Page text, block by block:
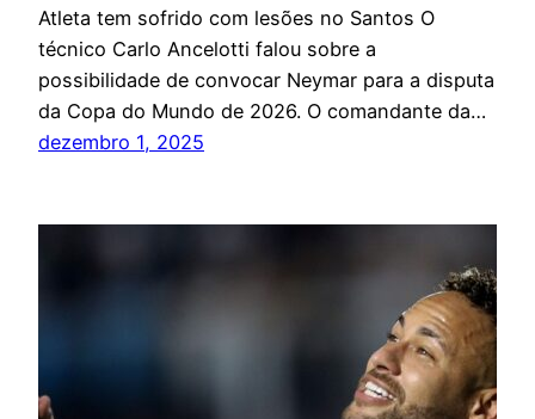
Atleta tem sofrido com lesões no Santos O
técnico Carlo Ancelotti falou sobre a
possibilidade de convocar Neymar para a disputa
da Copa do Mundo de 2026. O comandante da…
dezembro 1, 2025